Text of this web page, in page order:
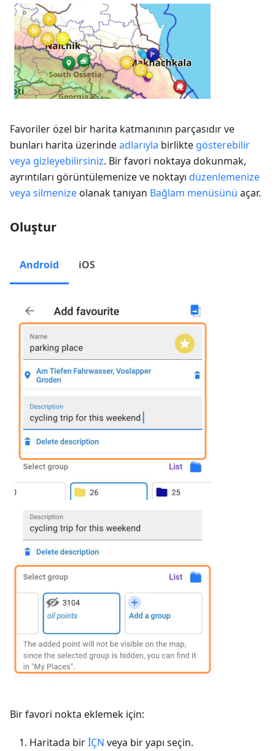
Favoriler özel bir harita katmanının parçasıdır ve
bunları harita üzerindeadlarıyla birlikte gösterebilir
veya gizleyebilirsiniz. Bir favori noktaya dokunmak,
ayrıntıları görüntülemenize ve noktayı düzenlemenize
veya silmenizeolanak tanıyan Bağlam menüsünü açar.
Oluştur
Android iOS
Bir favori nokta eklemek için:
Haritada birİÇN veya bir yapı seçin.